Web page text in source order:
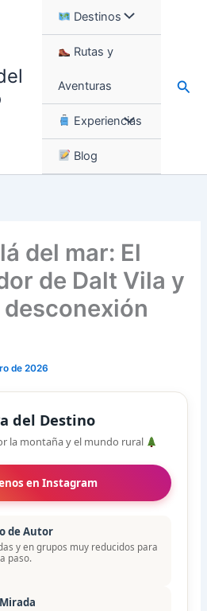
Destinos
Rutas y
Aventuras
Experiencias
Blog
del mar: El
de Dalt Vila y
de 2026
del Destino
la montaña y el mundo rural
en Instagram
de Autor
y en grupos muy reducidos para
paso.